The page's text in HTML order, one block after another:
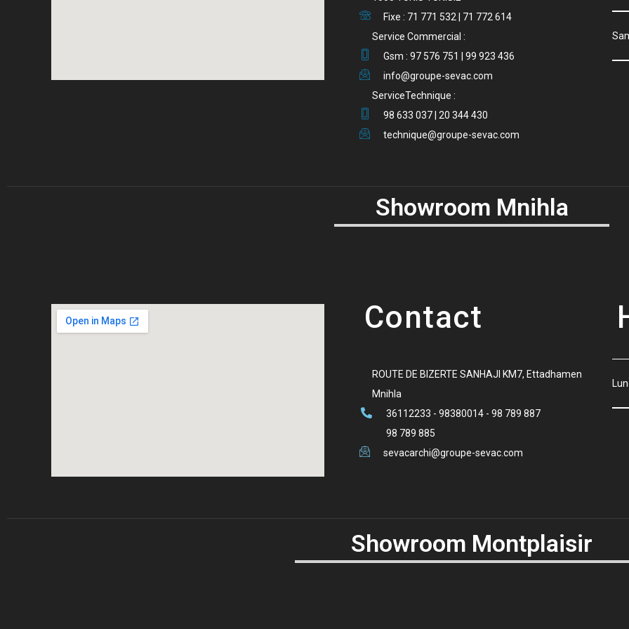
Fixe : 71 771 532 | 71 772 614
Service Commercial :
Gsm : 97 576 751 | 99 923 436
info@groupe-sevac.com
ServiceTechnique :
98 633 037 | 20 344 430
technique@groupe-sevac.com
Showroom Mnihla
Contact
ROUTE DE BIZERTE SANHAJI KM7, Ettadhamen
Mnihla
36112233 - 98380014 - 98 789 887
98 789 885
sevacarchi@groupe-sevac.com
Showroom Montplaisir